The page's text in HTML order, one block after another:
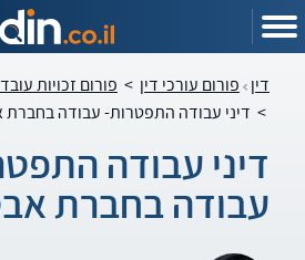
דין פורום עורכי דין > פורום זכויות
> דיני עבודה התפטרות- עבודה
דיני עבודה
עבודה בחברת